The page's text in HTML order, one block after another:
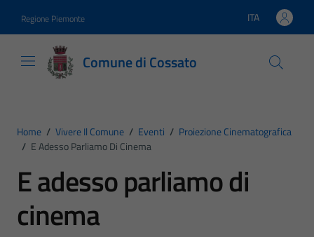
Regione Piemonte Lingua attiva:
ITA
Comune di Cossato
Home / Vivere Il Comune / Eventi / Proiezione Cinematografica
/ E Adesso Parliamo Di Cinema
E adesso parliamo di
cinema